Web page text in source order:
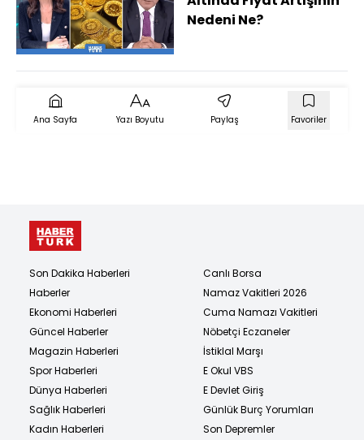
Nedeni Ne?
Ana Sayfa Yazı Boyutu Paylaş Favoriler
Son Dakika Haberleri
Haberler
Ekonomi Haberleri
Güncel Haberler
Magazin Haberleri
Spor Haberleri
Dünya Haberleri
Sağlık Haberleri
Kadın Haberleri
Canlı Borsa
Namaz Vakitleri 2026
Cuma Namazı Vakitleri
Nöbetçi Eczaneler
İstiklal Marşı
E Okul VBS
E Devlet Giriş
Günlük Burç Yorumları
Son Depremler